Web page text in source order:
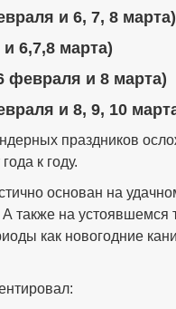
и 6, 7, 8 марта)
6,7,8 марта)
февраля и 8 марта)
и 8, 9, 10
праздников
к году.
основан на
также на устоявшемся
как новогодние